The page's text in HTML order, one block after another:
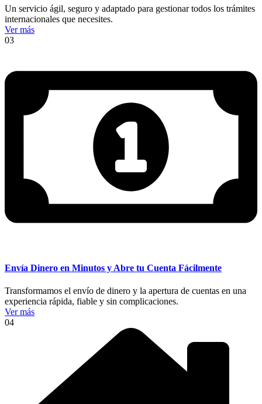
Un servicio ágil, seguro y adaptado para gestionar todos los trámites
internacionales que necesites.
Ver más
03
Envía Dinero en Minutos y Abre tu Cuenta Fácilmente
Transformamos el envío de dinero y la apertura de cuentas en una
experiencia rápida, fiable y sin complicaciones.
Ver más
04